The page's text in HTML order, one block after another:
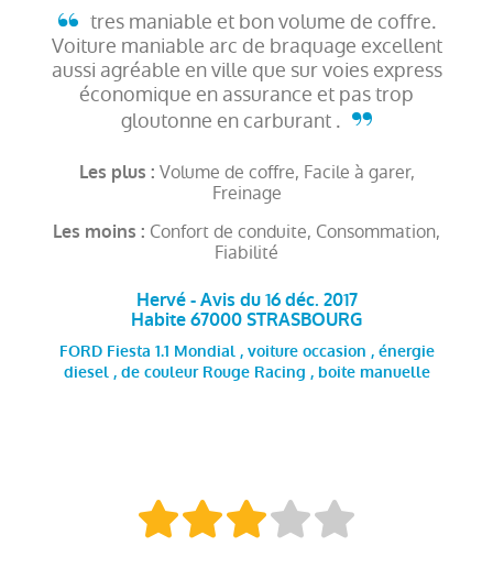
tres maniable et bon volume de coffre.
Voiture maniable arc de braquage excellent
aussi agréable en ville que sur voies express
économique en assurance et pas trop
gloutonne en carburant .
Les plus : Volume de coffre, Facile à garer,
Freinage
Les moins : Confort de conduite, Consommation,
Fiabilité
Hervé - Avis du 16 déc. 2017
Habite 67000 STRASBOURG
FORD Fiesta 1.1 Mondial , voiture occasion , énergie
diesel , de couleur Rouge Racing , boite manuelle